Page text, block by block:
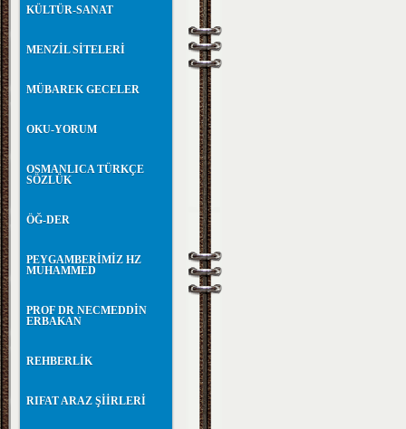
KÜLTÜR-SANAT
MENZİL SİTELERİ
MÜBAREK GECELER
OKU-YORUM
OSMANLICA TÜRKÇE
SÖZLÜK
ÖĞ-DER
PEYGAMBERİMİZ HZ
MUHAMMED
PROF DR NECMEDDİN
ERBAKAN
REHBERLİK
RIFAT ARAZ ŞİİRLERİ